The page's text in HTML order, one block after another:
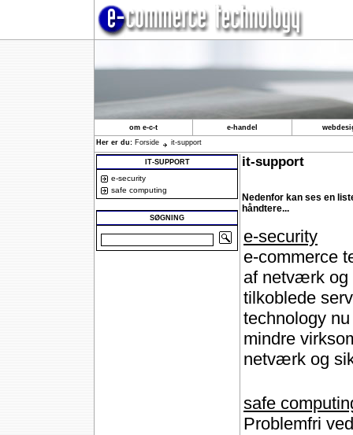
om e-c-t e-handel
Her er du: Forside it-support
IT-SUPPORT
e-security
safe computing
SØGNING
it-support
Nedenfor kan ses en
håndtere...
e-security
e-commerce
af netværk og
tilkoblede
technology
mindre
netværk og
safe
Problemfri